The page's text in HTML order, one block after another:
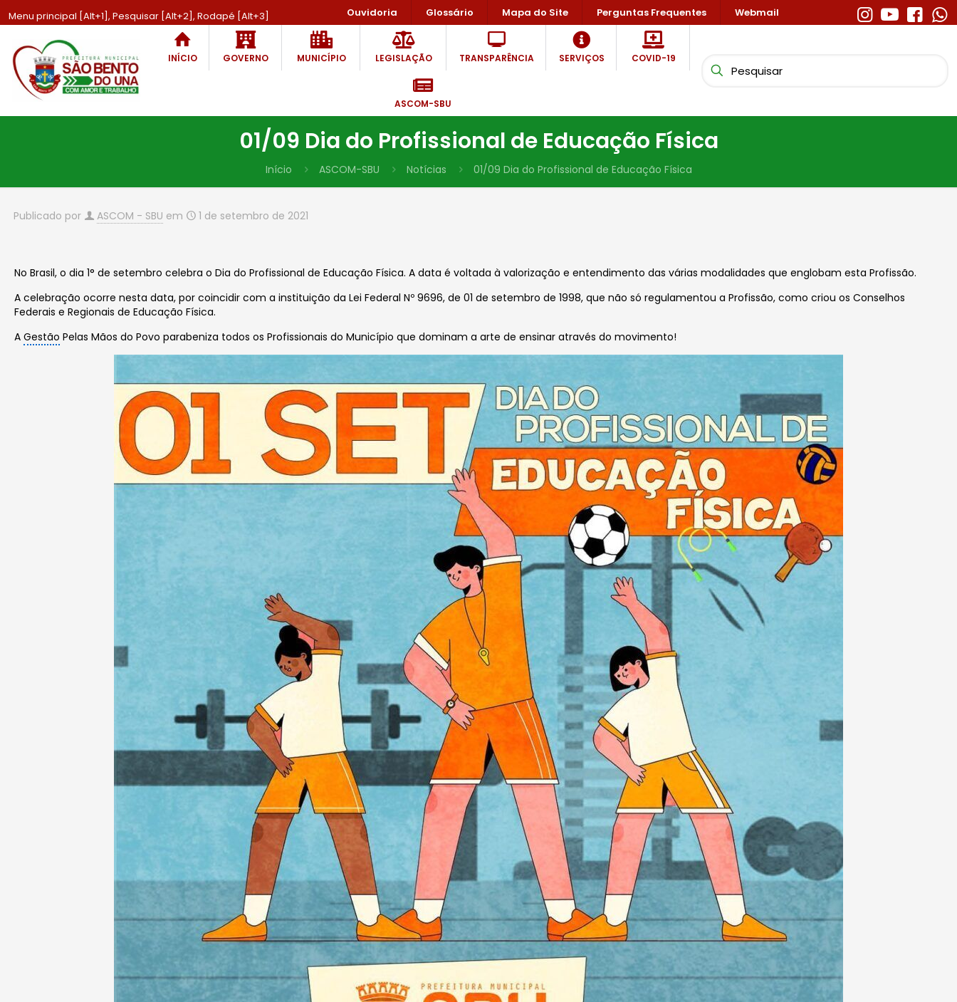
Menu principal [Alt+1], Pesquisar [Alt+2], Rodapé [Alt+3] Ouvidoria Glossário Mapa do Site Perguntas Frequentes Webmail
INÍCIO GOVERNO MUNICÍPIO LEGISLAÇÃO TRANSPARÊNCIA SERVIÇOS COVID-19
ASCOM-SBU
01/09 Dia do Profissional de Educação Física
Início ASCOM-SBU Notícias 01/09 Dia do Profissional de Educação Física
Publicado por ASCOM - SBU em 1 de setembro de 2021
No Brasil, o dia 1° de setembro celebra o Dia do Profissional de Educação Física. A data é voltada à valorização e entendimento das várias modalidades que englobam esta Profissão.
A celebração ocorre nesta data, por coincidir com a instituição da Lei Federal Nº 9696, de 01 de setembro de 1998, que não só regulamentou a Profissão, como criou os Conselhos
Federais e Regionais de Educação Física.
AGestão Pelas Mãos do Povo parabeniza todos os Profissionais do Município que dominam a arte de ensinar através do movimento!